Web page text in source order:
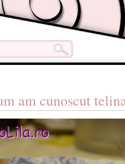
am cunoscut